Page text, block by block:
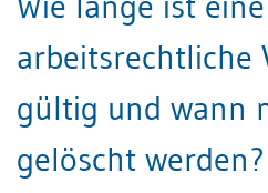
arbeitsrechtliche
gültig und wann
gelöscht werden?